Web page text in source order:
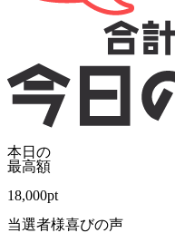
本日の
最高額
18,000pt
当選者様喜びの声